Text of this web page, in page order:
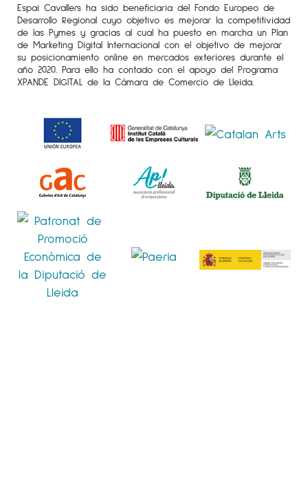
Espai Cavallers ha sido beneficiaria del Fondo Europeo de
Desarrollo Regional cuyo objetivo es mejorar la competitividad
de las Pymes y gracias al cual ha puesto en marcha un Plan
de Marketing Digital Internacional con el objetivo de mejorar
su posicionamiento online en mercados exteriores durante el
año 2020. Para ello ha contado con el apoyo del Programa
XPANDE DIGITAL de la Cámara de Comercio de Lleida.